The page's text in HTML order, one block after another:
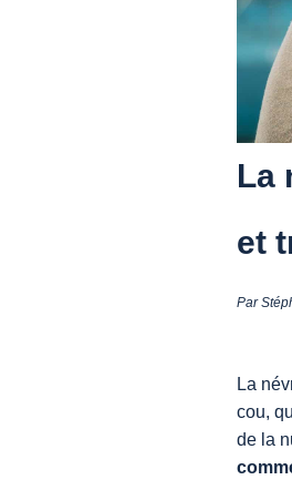
La
et
Par
La
cou,
de la